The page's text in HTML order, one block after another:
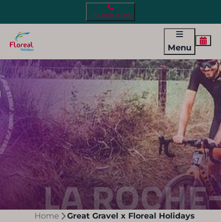
+32 800 11 505
Menu
Home Great Gravel x Floreal Holidays